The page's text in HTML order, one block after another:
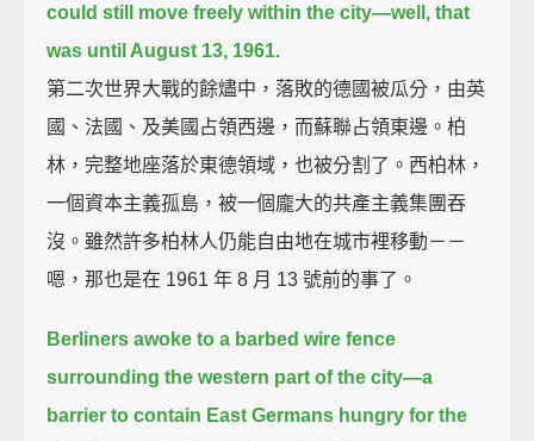
could still move freely within the city—well, that
was until August 13, 1961.
第二次世界大戰的餘燼中，落敗的德國被瓜分，由英
國、法國、及美國占領西邊，而蘇聯占領東邊。柏
林，完整地座落於東德領域，也被分割了。西柏林，
一個資本主義孤島，被一個龐大的共產主義集團吞
沒。雖然許多柏林人仍能自由地在城市裡移動－－
嗯，那也是在 1961 年 8 月 13 號前的事了。
Berliners awoke to a barbed wire fence
surrounding the western part of the city—a
barrier to contain East Germans hungry for the